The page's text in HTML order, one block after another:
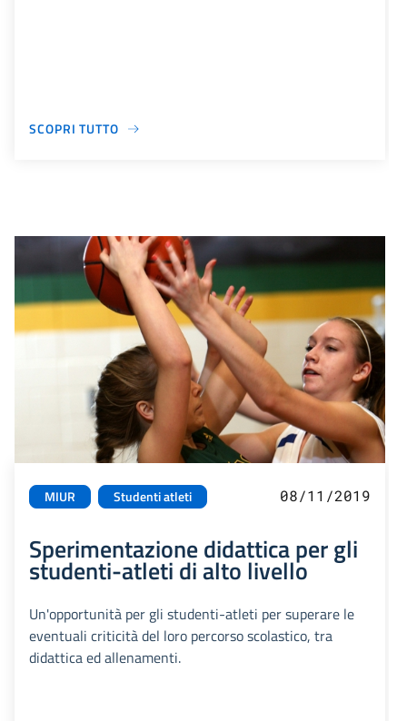
SCOPRI TUTTO
MIUR Studenti atleti 08/11/2019
Sperimentazione didattica per gli
studenti-atleti di alto livello
Un'opportunità per gli studenti-atleti per superare le
eventuali criticità del loro percorso scolastico, tra
didattica ed allenamenti.